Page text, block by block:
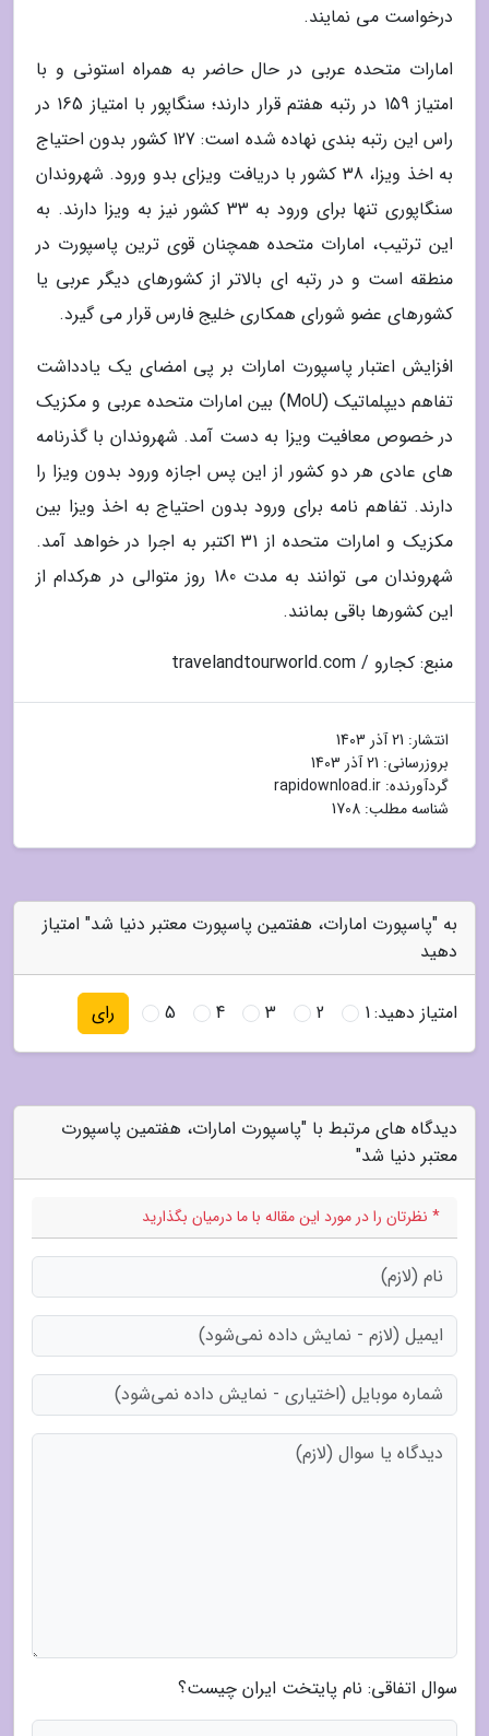
درخواست می نمایند.
امارات متحده عربی در حال حاضر به همراه استونی و با
امتیاز 159 در رتبه هفتم قرار دارند؛ سنگاپور با امتیاز 165 در
راس این رتبه بندی نهاده شده است: 127 کشور بدون احتیاج
به اخذ ویزا، 38 کشور با دریافت ویزای بدو ورود. شهروندان
سنگاپوری تنها برای ورود به 33 کشور نیز به ویزا دارند. به
این ترتیب، امارات متحده همچنان قوی ترین پاسپورت در
منطقه است و در رتبه ای بالاتر از کشورهای دیگر عربی یا
کشورهای عضو شورای همکاری خلیج فارس قرار می گیرد.
افزایش اعتبار پاسپورت امارات بر پی امضای یک یادداشت
تفاهم دیپلماتیک (MoU) بین امارات متحده عربی و مکزیک
در خصوص معافیت ویزا به دست آمد. شهروندان با گذرنامه
های عادی هر دو کشور از این پس اجازه ورود بدون ویزا را
دارند. تفاهم نامه برای ورود بدون احتیاج به اخذ ویزا بین
مکزیک و امارات متحده از 31 اکتبر به اجرا در خواهد آمد.
شهروندان می توانند به مدت 180 روز متوالی در هرکدام از
این کشورها باقی بمانند.
منبع: کجارو / travelandtourworld.com
انتشار: 21 آذر 1403
بروزرسانی: 21 آذر 1403
گردآورنده: rapidownload.ir
شناسه مطلب: 1708
به "پاسپورت امارات، هفتمین پاسپورت معتبر دنیا شد" امتیاز
دهید
امتیاز دهید:1
2
3
4
5 رای
دیدگاه های مرتبط با "پاسپورت امارات، هفتمین پاسپورت
معتبر دنیا شد"
* نظرتان را در مورد این مقاله با ما درمیان بگذارید
سوال اتفاقی: نام پایتخت ایران چیست؟